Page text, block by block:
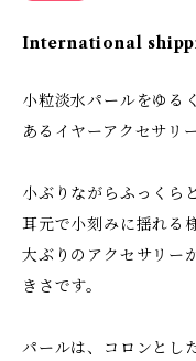
International
小粒淡水パールをゆる
あるイヤーアクセサリー
小ぶりながらふっくら
耳元で小刻みに揺れる
大ぶりのアクセサリー
きさです。
パールは、コロンとし